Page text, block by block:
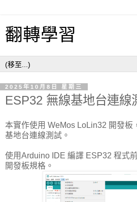
翻轉學習
2025年10月8日 星期三
ESP32 無線基地台連線
本實作使用 WeMos LoLin32 開發板
基地台連線測試。
使用Arduino IDE 編譯 ESP32 程式
開發板規格。